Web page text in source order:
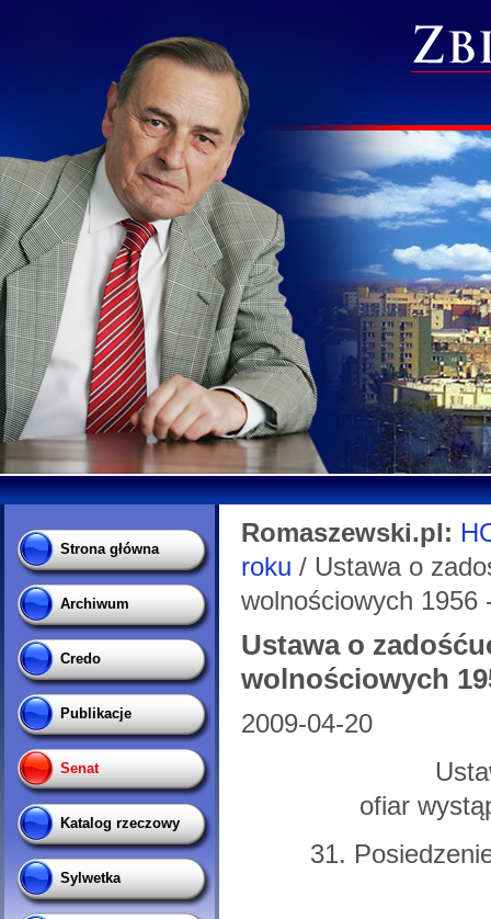
Strona główna
Archiwum
Credo
Publikacje
Senat
Katalog rzeczowy
Sylwetka
Romaszewski.pl:
roku / Ustawa o
wolnościowych 1956
Ustawa o
wolnościowych
2009-04-20
ofiar
31.